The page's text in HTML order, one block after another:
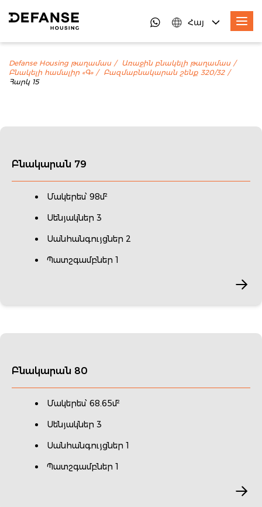
Հայ
Defanse Housing թաղամաս
Առաջին բնակելի թաղամաս
Բնակելի համալիր «Գ»
Բազմաբնակարան շենք 320/32
Հարկ 15
Բնակարան 79
Մակերես՝ 98մ²
Սենյակներ 3
Սանհանգույցներ 2
Պատշգամբներ 1
Բնակարան 80
Մակերես՝ 68.65մ²
Սենյակներ 3
Սանհանգույցներ 1
Պատշգամբներ 1